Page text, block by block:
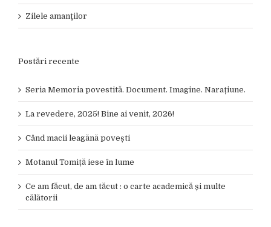
Zilele amanţilor
Postări recente
Seria Memoria povestită. Document. Imagine. Narațiune.
La revedere, 2025! Bine ai venit, 2026!
Când macii leagănă povești
Motanul Tomiță iese în lume
Ce am făcut, de am tăcut : o carte academică și multe
călătorii